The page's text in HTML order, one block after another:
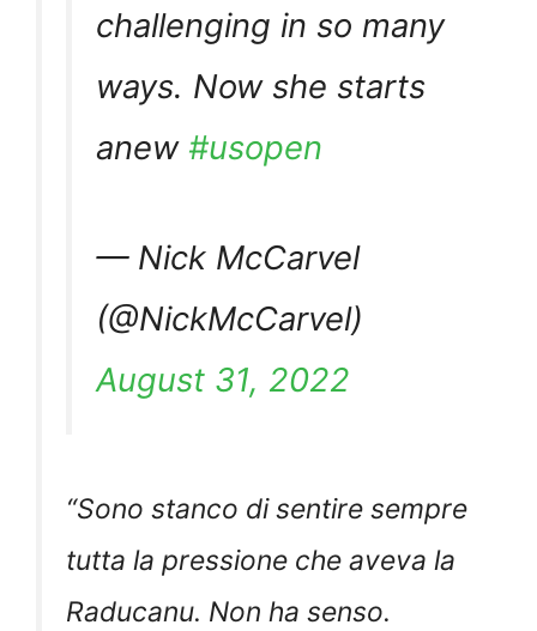
challenging in so many
ways. Now she starts
anew #usopen
— Nick McCarvel
(@NickMcCarvel)
August 31, 2022
“Sono stanco di sentire sempre
tutta la pressione che aveva la
Raducanu. Non ha senso.